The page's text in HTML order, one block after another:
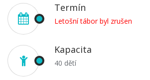
Termín
Letošní tábor byl zrušen
Kapacita
40 dětí